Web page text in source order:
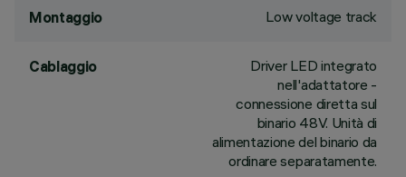
Montaggio Low voltage track
Cablaggio
Driver LED integrato
nell'adattatore -
connessione diretta sul
binario 48V. Unità di
alimentazione del binario da
ordinare separatamente.